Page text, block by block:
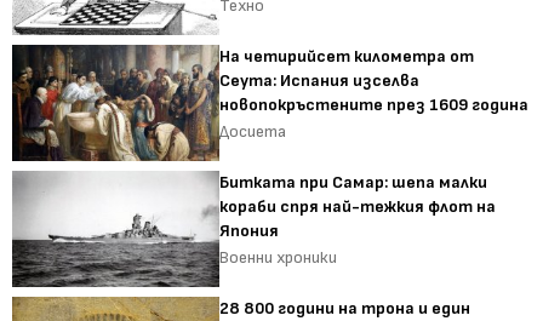
Техно
На четирийсет километра от
Сеута: Испания изселва
новопокръстените през 1609 година
Досиета
Битката при Самар: шепа малки
кораби спря най-тежкия флот на
Япония
Военни хроники
28 800 години на трона и един